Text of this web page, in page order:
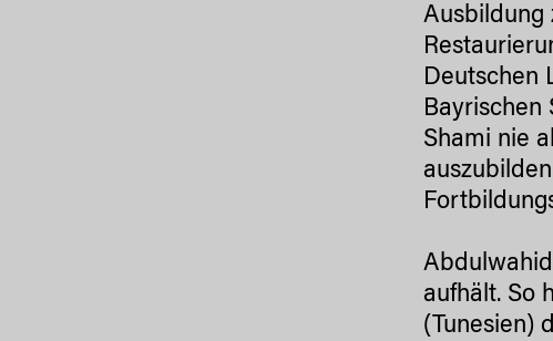
Ausbildung
Deutschen
Bayrischen
Shami nie
aufhält. So
(Tunesien)